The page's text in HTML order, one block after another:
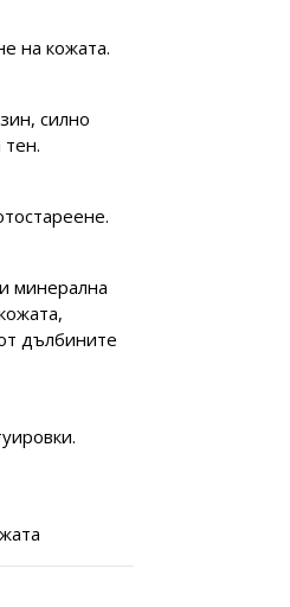
на кожата.
силно
минерална
дълбините